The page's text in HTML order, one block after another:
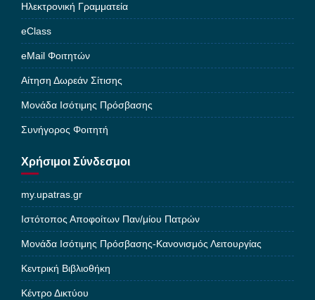
Ηλεκτρονική Γραμματεία
eClass
eMail Φοιτητών
Αίτηση Δωρεάν Σίτισης
Μονάδα Ισότιμης Πρόσβασης
Συνήγορος Φοιτητή
Χρήσιμοι Σύνδεσμοι
my.upatras.gr
Ιστότοπος Αποφοίτων Παν/μίου Πατρών
Μονάδα Ισότιμης Πρόσβασης-Κανονισμός Λειτουργίας
Κεντρική Βιβλιοθήκη
Κέντρο Δικτύου